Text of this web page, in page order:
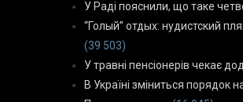
У Раді пояснили, що таке
“Голый” отдых: нудистский
(39 503)
У травні пенсіонерів чекає
В Україні зміниться порядок